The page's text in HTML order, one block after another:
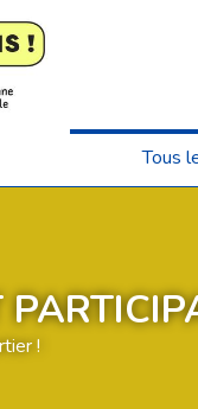
Tous
!